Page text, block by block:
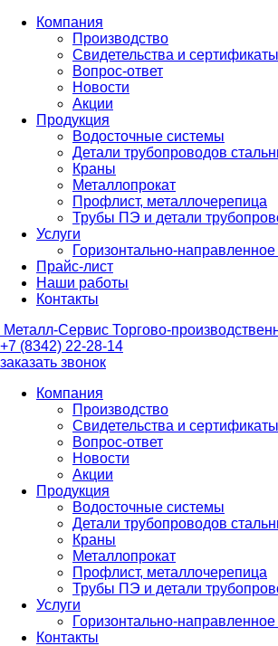
Компания
Производство
Свидетельства и сертификаты
Вопрос-ответ
Новости
Акции
Продукция
Водосточные системы
Детали трубопроводов
Краны
Металлопрокат
Профлист, металлочерепица
Трубы ПЭ и детали
Услуги
Горизонтально-
Прайс-лист
Наши работы
Контакты
Металл-Сервис Торгово-
+7 (8342) 22-28-14
заказать звонок
Компания
Производство
Свидетельства и сертификаты
Вопрос-ответ
Новости
Акции
Продукция
Водосточные системы
Детали трубопроводов
Краны
Металлопрокат
Профлист, металлочерепица
Трубы ПЭ и детали
Услуги
Горизонтально-
Контакты